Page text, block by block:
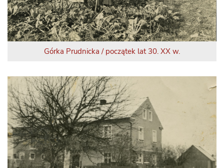
Górka Prudnicka / początek lat 30. XX w.